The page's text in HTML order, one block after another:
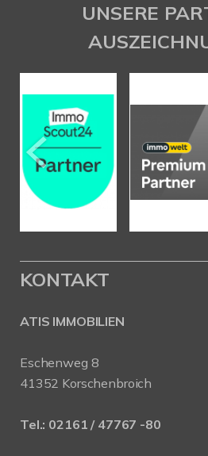
UNSERE
KONTAKT
ATIS IMMOBILIEN
Eschenweg 8
41352 Korschenbroich
Tel.: 02161 / 47767 -80